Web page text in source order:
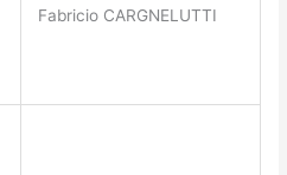
Fabricio CARGNELUTTI